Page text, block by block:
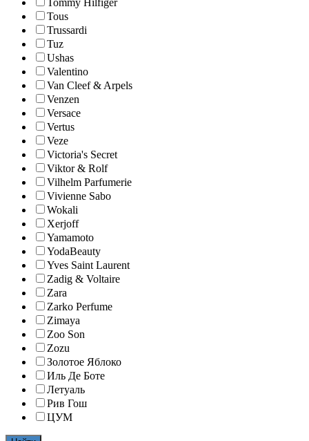
Tommy Hilfiger
Tous
Trussardi
Tuz
Ushas
Valentino
Van Cleef & Arpels
Venzen
Versace
Vertus
Veze
Victoria's Secret
Viktor & Rolf
Vilhelm Parfumerie
Vivienne Sabo
Wokali
Xerjoff
Yamamoto
YodaBeauty
Yves Saint Laurent
Zadig & Voltaire
Zara
Zarko Perfume
Zimaya
Zoo Son
Zozu
Золотое Яблоко
Иль Де Боте
Летуаль
Рив Гош
ЦУМ